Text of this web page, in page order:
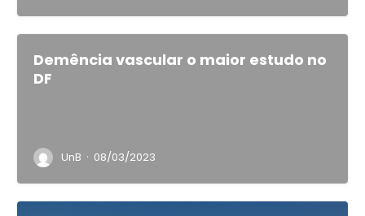
Demência vascular o maior estudo no
DF
UnB · 08/03/2023